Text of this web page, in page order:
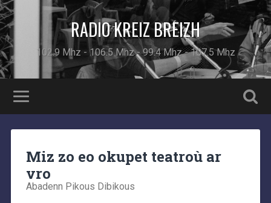
RADIO KREIZ BREIZH
102.9 Mhz - 106.5 Mhz - 99.4 Mhz - 107.5 Mhz
Miz zo eo okupet teatroù ar
vro
Abadenn Pikous Dibikous